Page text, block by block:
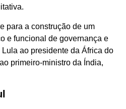
para a construção de um
e funcional de governança e
ao presidente da África do
primeiro-ministro da Índia,